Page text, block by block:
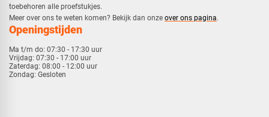
toebehoren alle proefstukjes.
​​Meer over ons te weten komen? Bekijk dan onze over ons pagina.
Openingstijden
Ma t/m do: 07:30 - 17:30 uur
Vrijdag: 07:30 - 17:00 uur
Zaterdag: 08:00 - 12:00 uur
Zondag: Gesloten